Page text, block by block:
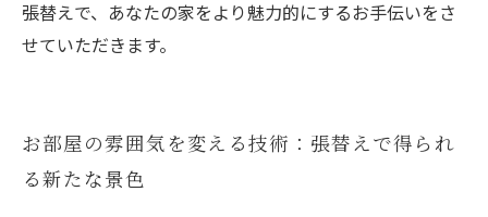
張替えで、あなたの家をより魅力的にするお手伝いをさ
せていただきます。
お部屋の雰囲気を変える技術：張替えで得られ
る新たな景色